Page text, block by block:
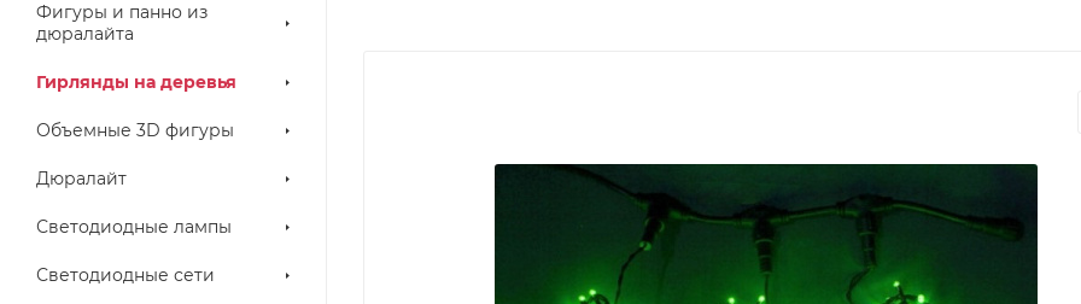
Фигуры и панно из
дюралайта
Гирлянды на деревья
Объемные 3D фигуры
Дюралайт
Светодиодные лампы
Светодиодные сети